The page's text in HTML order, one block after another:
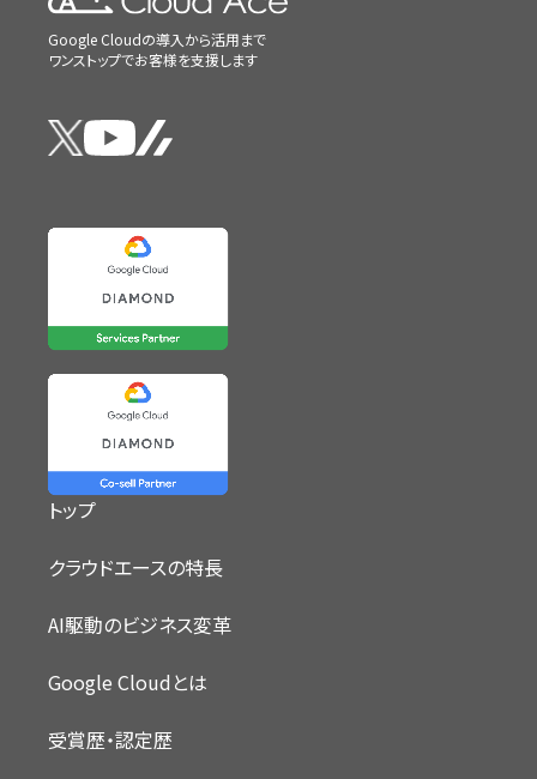
Google Cloudの導入から活用まで
ワンストップでお客様を支援します
トップ
クラウドエースの特長
AI駆動のビジネス変革
Google Cloudとは
受賞歴・認定歴